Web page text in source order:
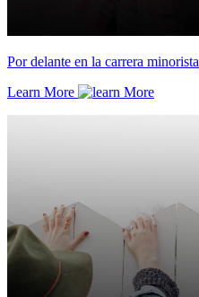
Por delante en la carrera minorista
Learn More